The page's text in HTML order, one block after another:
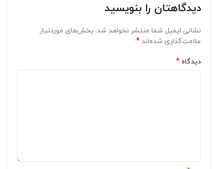
دیدگاهتان را بنویسید
نشانی ایمیل شما منتشر نخواهد شد. بخش‌های موردنیاز
علامت‌گذاری شده‌اند *
دیدگاه *